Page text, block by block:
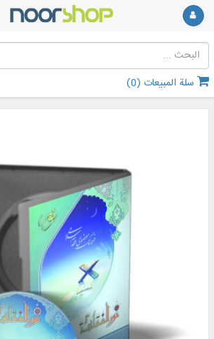
سلة المبيعات (0
)